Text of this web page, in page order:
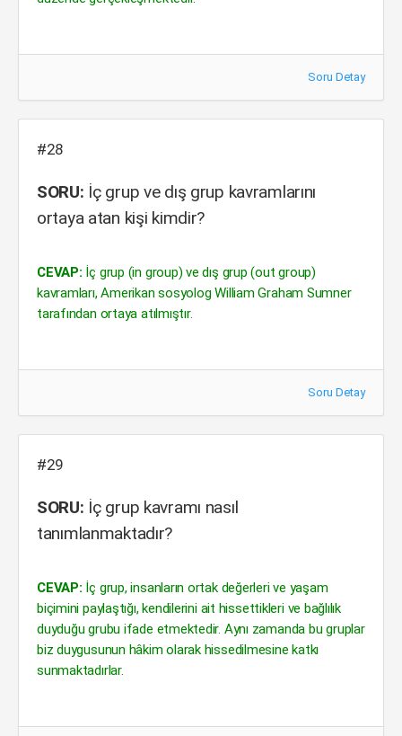
Soru Detay
#28
SORU: İç grup ve dış grup kavramlarını
ortaya atan kişi kimdir?
CEVAP: İç grup (in group) ve dış grup (out group)
kavramları, Amerikan sosyolog William Graham Sumner
tarafından ortaya atılmıştır.
Soru Detay
#29
SORU: İç grup kavramı nasıl
tanımlanmaktadır?
CEVAP: İç grup, insanların ortak değerleri ve yaşam
biçimini paylaştığı, kendilerini ait hissettikleri ve bağlılık
duyduğu grubu ifade etmektedir. Aynı zamanda bu gruplar
biz duygusunun hâkim olarak hissedilmesine katkı
sunmaktadırlar.